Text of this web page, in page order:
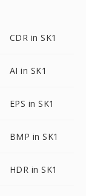
CDR in SK1
AI in SK1
EPS in SK1
BMP in SK1
HDR in SK1